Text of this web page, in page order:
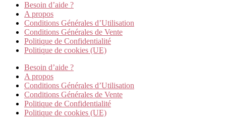
Besoin d’aide ?
A propos
Conditions Générales d’Utilisation
Conditions Générales de Vente
Politique de Confidentialité
Politique de cookies (UE)
Besoin d’aide ?
A propos
Conditions Générales d’Utilisation
Conditions Générales de Vente
Politique de Confidentialité
Politique de cookies (UE)